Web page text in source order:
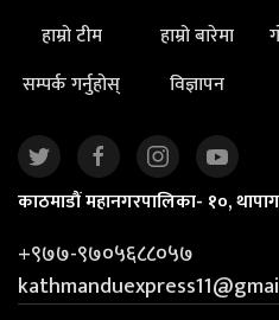
हाम्रो टीम हाम्रो बारेमा
सम्पर्क गर्नुहोस्
विज्ञापन
काठमाडौं महानगरपालिका- १०,
+९७७-९७०५६८८०५७